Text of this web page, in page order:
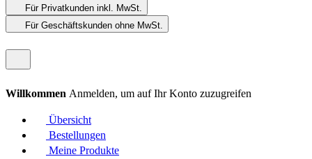
Für Privatkunden inkl. MwSt.
Für Geschäftskunden ohne MwSt.
Willkommen Anmelden, um auf Ihr Konto zuzugreifen
Übersicht
Bestellungen
Meine Produkte